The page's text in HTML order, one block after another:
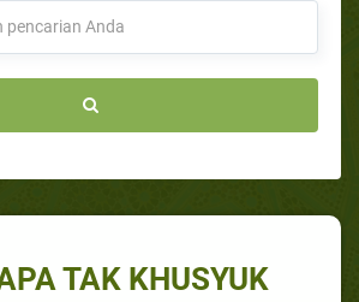
TAK KHUSYUK